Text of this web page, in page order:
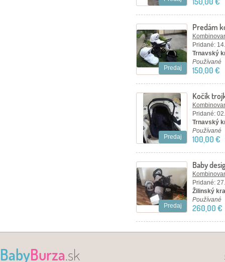
Predaj
Predám
Pridané:
Trnavský
Používané
150,00 €
Predaj
Kočík
Pridané:
Trnavský
Používané
100,00 €
Predaj
Baby
Pridané:
Žilinský
Používané
260,00 €
BabyBurza.sk